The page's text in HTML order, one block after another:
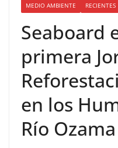
MEDIO AMBIENTE RECIENTES
Seaboard
primera
en los
Río Ozama